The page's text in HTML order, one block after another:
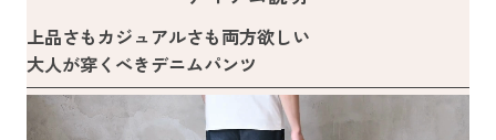
上品さもカジュアルさも両方欲しい
大人が穿くべきデニムパンツ